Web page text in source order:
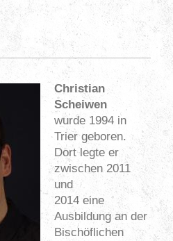
Christian
Scheiwen
wurde 1994 in
Trier geboren.
Dort legte er
zwischen 2011
und
2014 eine
Ausbildung an der
Bischöflichen